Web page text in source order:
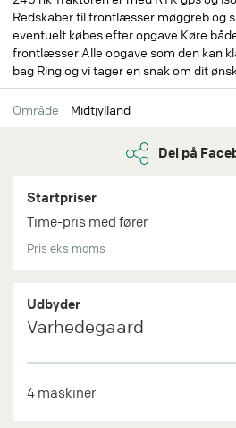
Redskaber til frontlæsser møggreb og
eventuelt købes efter opgave Køre
frontlæsser Alle opgave som den kan
bag Ring og vi tager en snak om dit
Område Midtjylland
Del på
Startpriser
Time-pris med fører
Pris eks moms
Udbyder
Varhedegaard
4 maskiner